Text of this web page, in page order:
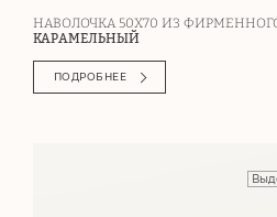
НАВОЛОЧКА 50Х70 ИЗ
КАРАМЕЛЬНЫЙ
ПОДРОБНЕЕ